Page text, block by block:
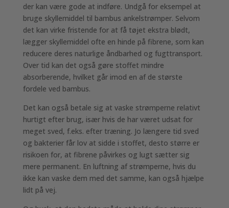
der kan være gode at indføre. Undgå for eksempel at
bruge skyllemiddel til bambus ankelstrømper. Selvom
det kan virke fristende for at få tøjet ekstra blødt,
lægger skyllemiddel ofte en hinde på fibrene, som kan
reducere deres naturlige åndbarhed og fugttransport.
Over tid kan det også gøre stoffet mindre
absorberende, hvilket går imod en af de største
fordele ved bambus.
Det kan også betale sig at vaske strømperne relativt
hurtigt efter brug, især hvis de har været udsat for
meget sved, f.eks. efter træning. Jo længere tid sved
og bakterier får lov at sidde i stoffet, desto større er
risikoen for, at fibrene påvirkes og lugt sætter sig
mere permanent. En luftning af strømperne, hvis du
ikke kan vaske dem med det samme, kan også hjælpe
lidt på vej.